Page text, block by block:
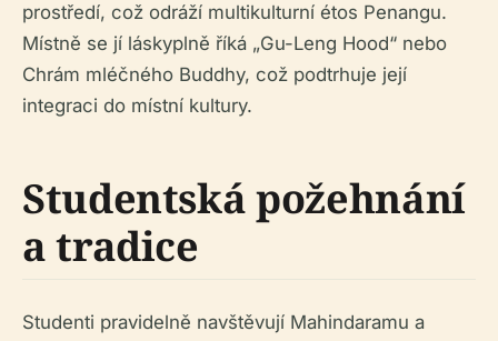
prostředí, což odráží multikulturní étos Penangu.
Místně se jí láskyplně říká „Gu-Leng Hood“ nebo
Chrám mléčného Buddhy, což podtrhuje její
integraci do místní kultury.
Studentská požehnání
a tradice
Studenti pravidelně navštěvují Mahindaramu a